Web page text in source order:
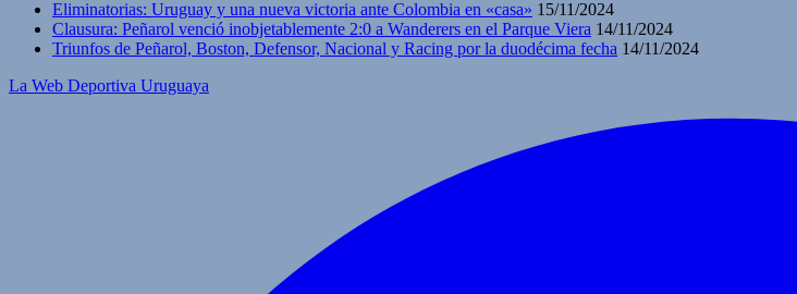
Eliminatorias: Uruguay y una nueva victoria ante Colombia en «casa» 15/11/2024
Clausura: Peñarol venció inobjetablemente 2:0 a Wanderers en el Parque Viera 14/11/2024
Triunfos de Peñarol, Boston, Defensor, Nacional y Racing por la duodécima fecha 14/11/2024
La Web Deportiva Uruguaya